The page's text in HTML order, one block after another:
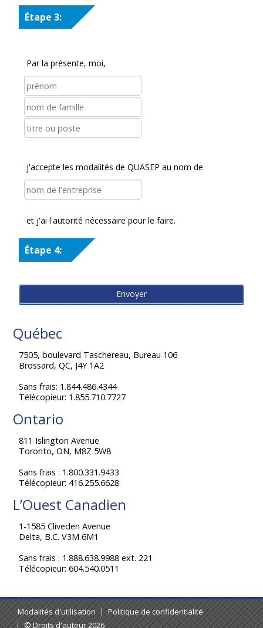
Étape 3:
Par la présente, moi,
j'accepte les modalités de QUASEP au nom de
et j'ai l'autorité nécessaire pour le faire.
Étape 4:
Québec
7505, boulevard Taschereau, Bureau 106
Brossard, QC, J4Y 1A2
Sans frais: 1.844.486.4344
Télécopieur: 1.855.710.7727
Ontario
811 Islington Avenue
Toronto, ON, M8Z 5W8
Sans frais : 1.800.331.9433
Télécopieur: 416.255.6628
L’Ouest Canadien
1-1585 Cliveden Avenue
Delta, B.C. V3M 6M1
Sans frais : 1.888.638.9988 ext. 221
Télécopieur: 604.540.0511
Modalités d'utilisation
Politique de confidentialité
© Droits d'auteur 2026